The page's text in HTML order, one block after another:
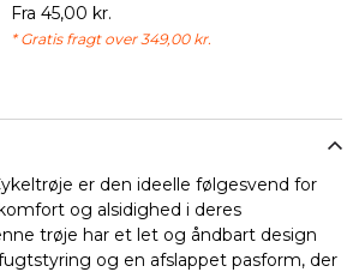
er den ideelle følgesvend for
og alsidighed i deres
trøje har et let og åndbart design
og en afslappet pasform, der
Fra 45,00 kr.
* Gratis fragt over 349,00 kr.